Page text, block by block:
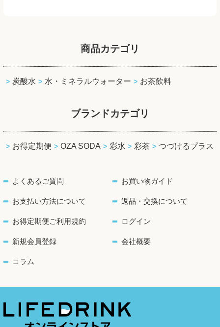
商品カテゴリ
炭酸水 水・ミネラルウォーター お茶飲料
ブランドカテゴリ
お得定期便 OZA SODA 彩水 彩茶 つづけるプラス
よくあるご質問 お買い物ガイド
お支払い方法について 返品・交換について
お得定期便ご利用規約 ログイン
新規会員登録 会社概要
コラム